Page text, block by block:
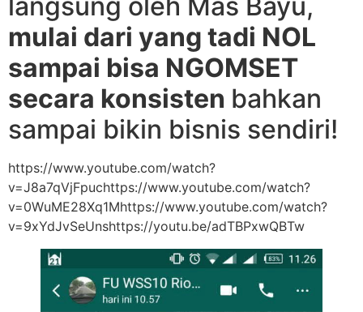
mulai dari yang tadi NOL
sampai bisa NGOMSET
secara konsisten bahkan
sampai bikin bisnis sendiri!
https://www.youtube.com/watch?
v=J8a7qVjFpuchttps://www.youtube.com/watch?
v=0WuME28Xq1Mhttps://www.youtube.com/watch?
v=9xYdJvSeUnshttps://youtu.be/adTBPxwQBTw